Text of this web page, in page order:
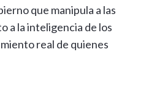
que manipula a las
a la inteligencia de los
real de quienes